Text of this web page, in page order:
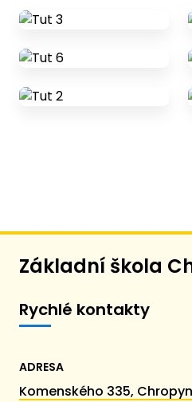
Základní škola
Rychlé kontakty
ADRESA
Komenského 335,